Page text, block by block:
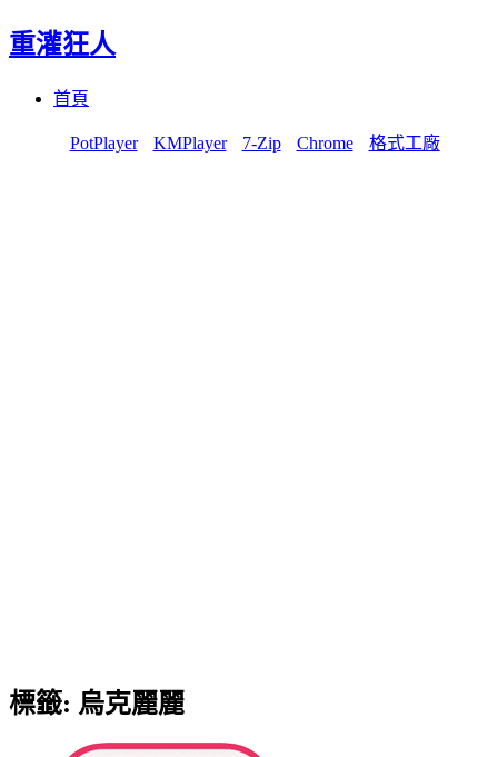
重灌狂人
首頁
PotPlayer KMPlayer 7-Zip Chrome 格式工廠
標籤: 烏克麗麗